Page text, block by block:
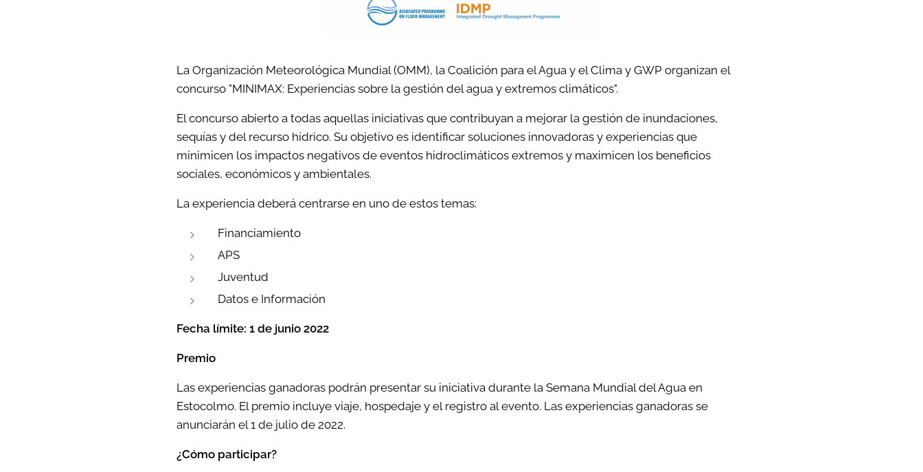
La Organización Meteorológica Mundial (OMM), la Coalición para el Agua y el Clima y GWP organizan el
concurso "MINIMAX: Experiencias sobre la gestión del agua y extremos climáticos".
El concurso abierto a todas aquellas iniciativas que contribuyan a mejorar la gestión de inundaciones,
sequías y del recurso hídrico. Su objetivo es identificar soluciones innovadoras y experiencias que
minimicen los impactos negativos de eventos hidroclimáticos extremos y maximicen los beneficios
sociales, económicos y ambientales.
La experiencia deberá centrarse en uno de estos temas:
Financiamiento
APS
Juventud
Datos e Información
Fecha límite: 1 de junio 2022
Premio
Las experiencias ganadoras podrán presentar su iniciativa durante la Semana Mundial del Agua en
Estocolmo. El premio incluye viaje, hospedaje y el registro al evento. Las experiencias ganadoras se
anunciarán el 1 de julio de 2022.
¿Cómo participar?